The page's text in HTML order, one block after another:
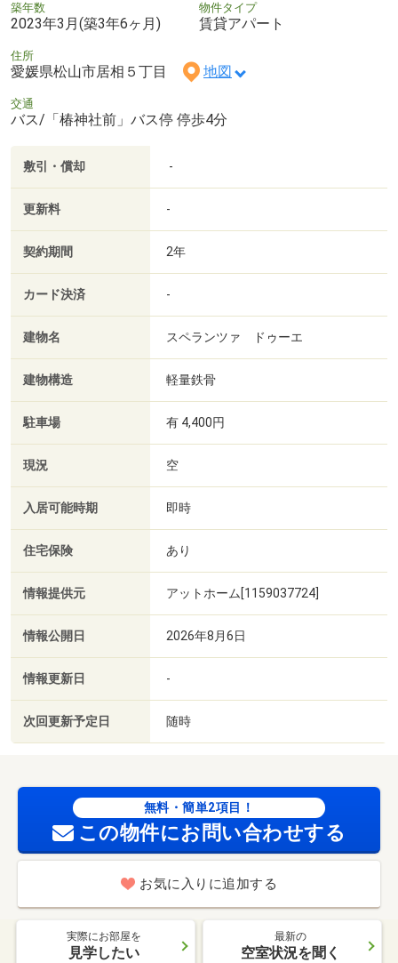
築年数
2023年3月(築3年6ヶ月)
物件タイプ
賃貸アパート
住所
愛媛県松山市居相５丁目 地図
交通
バス/「椿神社前」バス停 停歩4分
敷引・償却 -
更新料 -
契約期間 2年
カード決済 -
建物名 スペランツァ ドゥーエ
建物構造 軽量鉄骨
駐車場 有 4,400円
現況 空
入居可能時期 即時
住宅保険 あり
情報提供元 アットホーム[1159037724]
情報公開日 2026年8月6日
情報更新日 -
次回更新予定日 随時
無料・簡単2項目！
この物件にお問い合わせする
お気に入りに追加する
実際にお部屋を
見学したい
最新の
空室状況を聞く